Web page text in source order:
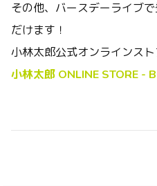
その他、バースデーライブ
だけます！
小林太郎公式オンラインス
小林太郎 ONLINE STORE -